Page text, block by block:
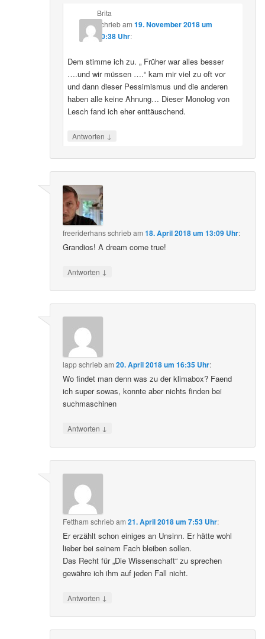
Brita
schriebam 19. November 2018 um
20:38 Uhr:
Dem stimme ich zu. „ Früher war alles besser
….und wir müssen ….“ kam mir viel zu oft vor
und dann dieser Pessimismus und die anderen
haben alle keine Ahnung… Dieser Monolog von
Lesch fand ich eher enttäuschend.
Antworten ↓
freeriderhansschriebam18. April 2018 um 13:09 Uhr:
Grandios! A dream come true!
Antworten ↓
lappschriebam20. April 2018 um 16:35 Uhr:
Wo findet man denn was zu der klimabox? Faend
ich super sowas, konnte aber nichts finden bei
suchmaschinen
Antworten ↓
Fettham schriebam21. April 2018 um 7:53 Uhr:
Er erzählt schon einiges an Unsinn. Er hätte wohl
lieber bei seinem Fach bleiben sollen.
Das Recht für „Die Wissenschaft“ zu sprechen
gewähre ich ihm auf jeden Fall nicht.
Antworten ↓